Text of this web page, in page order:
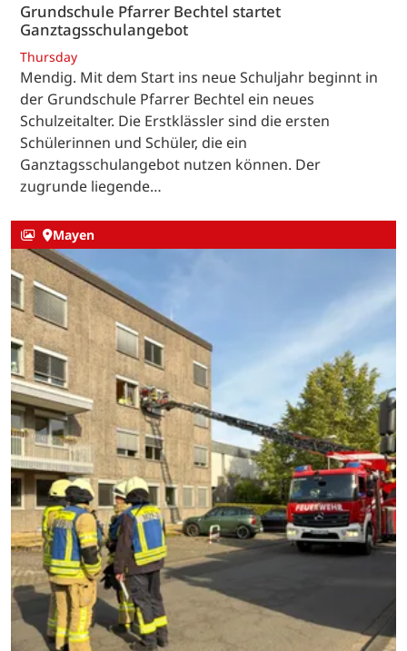
Grundschule Pfarrer Bechtel startet
Ganztagsschulangebot
Thursday
Mendig. Mit dem Start ins neue Schuljahr beginnt in
der Grundschule Pfarrer Bechtel ein neues
Schulzeitalter. Die Erstklässler sind die ersten
Schülerinnen und Schüler, die ein
Ganztagsschulangebot nutzen können. Der
zugrunde liegende…
Mayen